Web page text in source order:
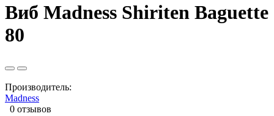
Виб Madness Shiriten Baguette
80
Производитель:
Madness
0 отзывов